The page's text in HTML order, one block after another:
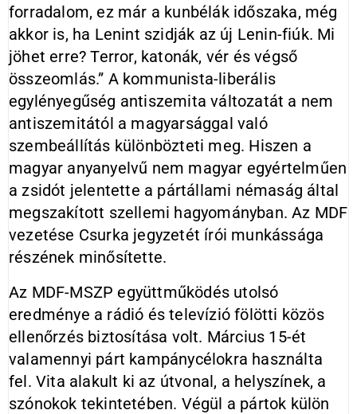
forradalom, ez már a kunbélák időszaka, még
akkor is, ha Lenint szidják az új Lenin-fiúk. Mi
jöhet erre? Terror, katonák, vér és végső
összeomlás.” A kommunista-liberális
egylényegűség antiszemita változatát a nem
antiszemitától a magyarsággal való
szembeállítás különbözteti meg. Hiszen a
magyar anyanyelvű nem magyar egyértelműen
a zsidót jelentette a pártállami némaság által
megszakított szellemi hagyományban. Az MDF
vezetése Csurka jegyzetét írói munkássága
részének minősítette.
Az MDF-MSZP együttműködés utolsó
eredménye a rádió és televízió fölötti közös
ellenőrzés biztosítása volt. Március 15-ét
valamennyi párt kampánycélokra használta
fel. Vita alakult ki az útvonal, a helyszínek, a
szónokok tekintetében. Végül a pártok külön